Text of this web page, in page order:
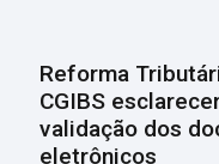
Reforma
CGIBS
validação dos
eletrônicos